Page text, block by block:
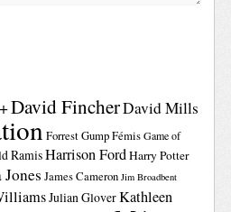
David FincherDavid Mills
Forrest GumpFémis Game of
RamisHarrison FordHarry Potter
James Cameron Jim Broadbent
Julian GloverKathleen